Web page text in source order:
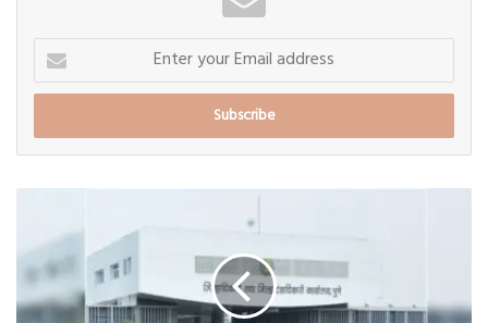
Enter
your
Email
पुरंदर
तालुक्यात
वारस
नोंदी